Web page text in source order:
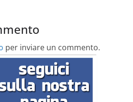
per inviare un commento.